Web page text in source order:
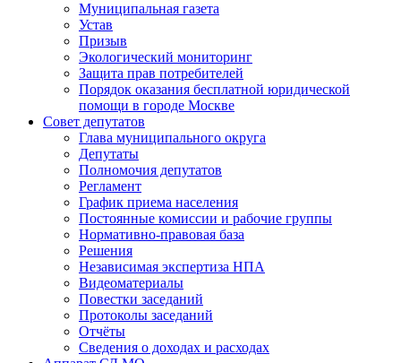
Муниципальная газета
Устав
Призыв
Экологический мониторинг
Защита прав потребителей
Порядок оказания бесплатной юридической
помощи в городе Москве
Совет депутатов
Глава муниципального округа
Депутаты
Полномочия депутатов
Регламент
График приема населения
Постоянные комиссии и рабочие группы
Нормативно-правовая база
Решения
Независимая экспертиза НПА
Видеоматериалы
Повестки заседаний
Протоколы заседаний
Отчёты
Сведения о доходах и расходах